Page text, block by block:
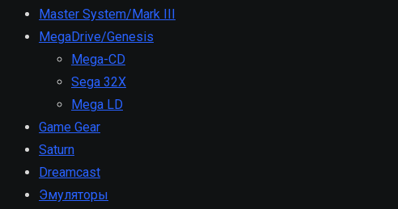
Master System/Mark III
MegaDrive/Genesis
Mega-CD
Sega 32X
Mega LD
Game Gear
Saturn
Dreamcast
Эмуляторы